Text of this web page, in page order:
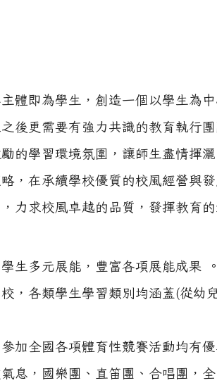
體即為學生，創造一個以學生為
後更需要有強力共識的教育執行
的學習環境氛圍，讓師生盡情揮
，在承續學校優質的校風經營與
力求校風卓越的品質，發揮教育
生多元展能，豐富各項展能成果 。
，各類學生學習類別均涵蓋(從幼
加全國各項體育性競賽活動均有優
息，國樂團、直笛團、合唱團，全